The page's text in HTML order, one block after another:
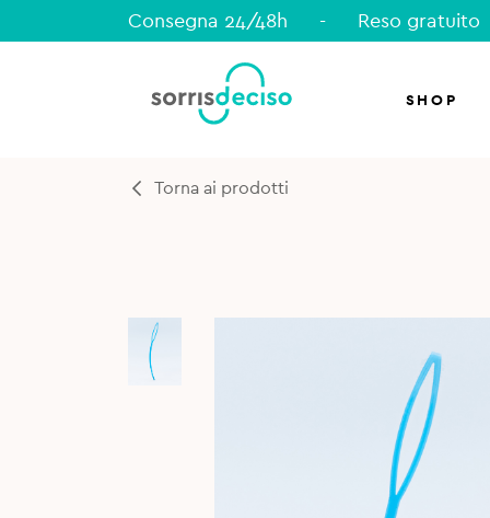
Consegna 24/48h - Reso gratuito
SHOP
Torna ai prodotti